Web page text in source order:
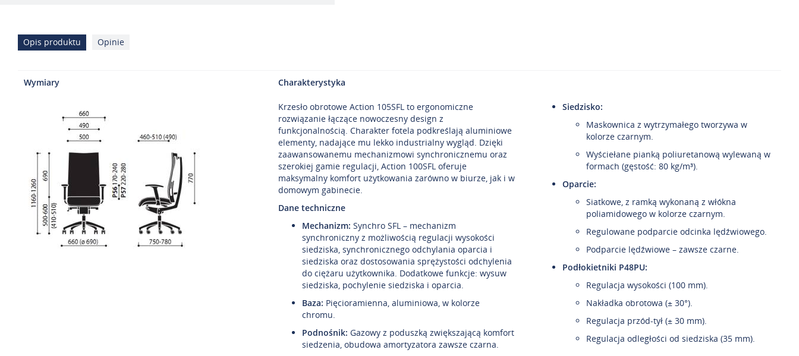
Opis produktu
Wymiary Charakterystyka
Krzesło obrotowe Action 105SFL to ergonomiczne
rozwiązanie łączące nowoczesny design z
funkcjonalnością. Charakter fotela podkreślają aluminiowe
elementy, nadające mu lekko industrialny wygląd. Dzięki
zaawansowanemu mechanizmowi synchronicznemu oraz
szerokiej gamie regulacji, Action 100SFL oferuje
maksymalny komfort użytkowania zarówno w biurze, jak i w
domowym gabinecie.
Dane techniczne
Mechanizm: Synchro SFL – mechanizm
synchroniczny z możliwością regulacji wysokości
siedziska, synchronicznego odchylania oparcia i
siedziska oraz dostosowania sprężystości odchylenia
do ciężaru użytkownika. Dodatkowe funkcje: wysuw
siedziska, pochylenie siedziska i oparcia.
Baza: Pięcioramienna, aluminiowa, w kolorze
chromu.
Podnośnik: Gazowy z poduszką zwiększającą komfort
siedzenia, obudowa amortyzatora zawsze czarna.
Siedzisko:
Maskownica z wytrzymałego tworzywa w
kolorze czarnym.
Wyściełane pianką poliuretanową wylewaną w
formach (gęstość: 80 kg/m³).
Oparcie:
Siatkowe, z ramką wykonaną z włókna
poliamidowego w kolorze czarnym.
Regulowane podparcie odcinka lędźwiowego.
Podparcie lędźwiowe – zawsze czarne.
Podłokietniki P48PU:
Regulacja wysokości (100 mm).
Nakładka obrotowa (± 30°).
Regulacja przód-tył (± 30 mm).
Regulacja odległości od siedziska (35 mm).
Opinie